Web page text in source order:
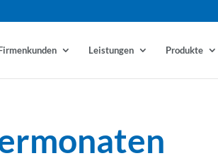
Leistungen Produkte